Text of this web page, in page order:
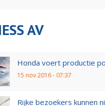
AV
Honda voert productie
15 nov 2016 - 07:37
Rijke bezoekers kunnen